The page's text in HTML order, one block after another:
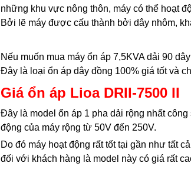
những khu vực nông thôn, máy có thể hoạt
Bởi lẽ máy được cấu thành bởi dây nhôm,
Nếu muốn mua máy ổn áp 7,5KVA dải 90
Đây là loại ổn áp dây đồng 100% giá tốt và
Giá ổn áp Lioa DRII-7500 II
Đây là model ổn áp 1 pha dải rộng nhất
động của máy rộng từ 50V đến 250V.
Do đó máy hoạt động rất tốt tại gần như tất
đối với khách hàng là model này có giá rất